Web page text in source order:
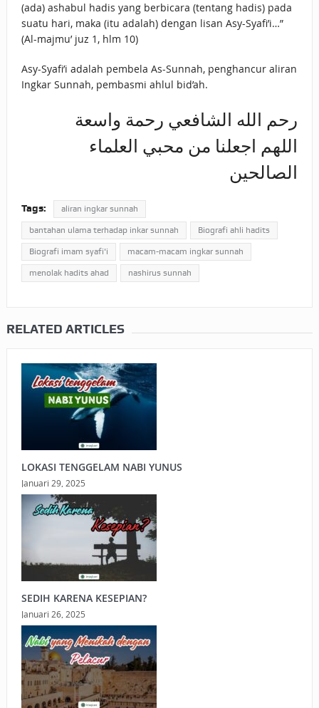
(ada) ashabul hadis yang berbicara (tentang hadis) pada
suatu hari, maka (itu adalah) dengan lisan Asy-Syafi’i…”
(Al-majmu’ juz 1, hlm 10)
Asy-Syafi’i adalah pembela As-Sunnah, penghancur aliran
Ingkar Sunnah, pembasmi ahlul bid’ah.
رحم الله الشافعي رحمة واسعة
اللهم اجعلنا من محبي العلماء
Tags: aliran ingkar sunnah
bantahan ulama terhadap inkar sunnah Biografi ahli hadits
Biografi imam syafi'i macam-macam ingkar sunnah
menolak hadits ahad nashirus sunnah
RELATED ARTICLES
LOKASI TENGGELAM NABI YUNUS
Januari 29, 2025
SEDIH KARENA KESEPIAN?
Januari 26, 2025